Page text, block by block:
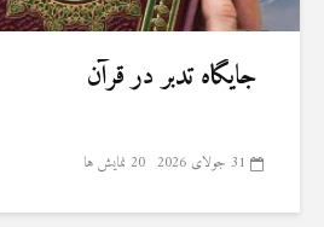
جایگاه تدبر در قرآن
31 جولای 2026 20 نمایش ها